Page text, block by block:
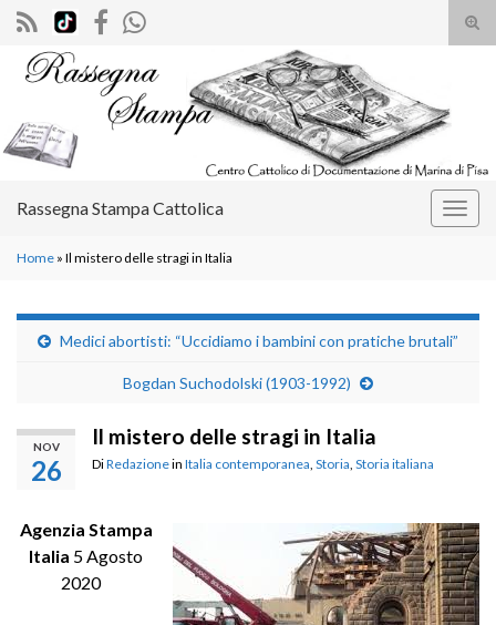
il
Search for:
Rassegna Stampa Cattolica
Home » Il mistero delle stragi in Italia
Medici abortisti: “Uccidiamo i bambini con pratiche brutali”
Bogdan Suchodolski (1903-1992)
NOV
26
Il mistero delle stragi in Italia
DiRedazionein Italia contemporanea Storia Storia italiana
Agenzia Stampa
Italia 5 Agosto
2020